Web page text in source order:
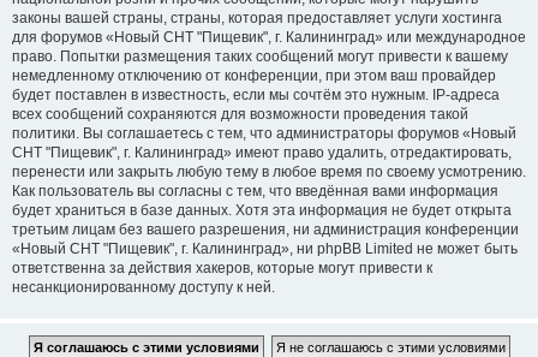
законы вашей страны, страны, которая предоставляет услуги хостинга
для форумов «Новый СНТ "Пищевик", г. Калининград» или международное
право. Попытки размещения таких сообщений могут привести к вашему
немедленному отключению от конференции, при этом ваш провайдер
будет поставлен в известность, если мы сочтём это нужным. IP-адреса
всех сообщений сохраняются для возможности проведения такой
политики. Вы соглашаетесь с тем, что администраторы форумов «Новый
СНТ "Пищевик", г. Калининград» имеют право удалить, отредактировать,
перенести или закрыть любую тему в любое время по своему усмотрению.
Как пользователь вы согласны с тем, что введённая вами информация
будет храниться в базе данных. Хотя эта информация не будет открыта
третьим лицам без вашего разрешения, ни администрация конференции
«Новый СНТ "Пищевик", г. Калининград», ни phpBB Limited не может быть
ответственна за действия хакеров, которые могут привести к
несанкционированному доступу к ней.